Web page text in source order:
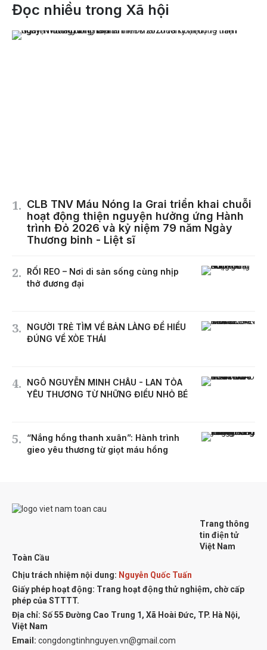
Đọc nhiều trong Xã hội
CLB TNV Máu Nóng Ia Grai triển khai chuỗi
hoạt động thiện nguyện hưởng ứng Hành
trình Đỏ 2026 và kỷ niệm 79 năm Ngày
Thương binh - Liệt sĩ
RỐI REO – Nơi di sản sống cùng nhịp
thở đương đại
NGƯỜI TRẺ TÌM VỀ BẢN LÀNG ĐỂ HIỂU
ĐÚNG VỀ XÒE THÁI
NGÔ NGUYỄN MINH CHÂU - LAN TỎA
YÊU THƯƠNG TỪ NHỮNG ĐIỀU NHỎ BÉ
“Nắng hồng thanh xuân”: Hành trình
gieo yêu thương từ giọt máu hồng
Trang thông
tin điện tử
Việt Nam
Toàn Cầu
Chịu trách nhiệm nội dung: Nguyễn Quốc Tuấn
Giấy phép hoạt động: Trang hoạt động thử nghiệm, chờ cấp
phép của STTTT.
Địa chỉ: Số 55 Đường Cao Trung 1, Xã Hoài Đức, TP. Hà Nội,
Việt Nam
Email: congdongtinhnguyen.vn@gmail.com